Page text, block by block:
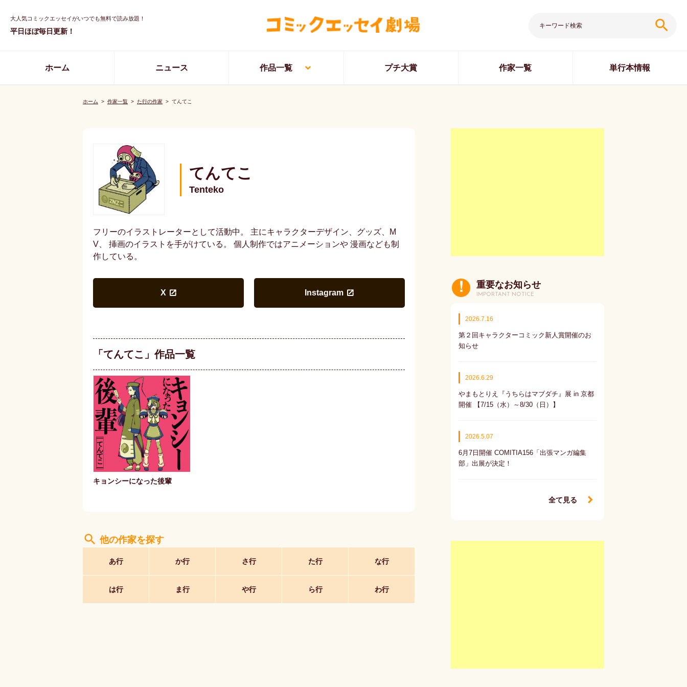
大人気コミックエッセイがいつでも無料で読み放題！
平日ほぼ毎日更新！ search
ホーム ニュース 作品一覧 プチ大賞 作家一覧 単行本情報
ホーム > 作家一覧 > た行の作家 > てんてこ
てんてこ
Tenteko
フリーのイラストレーターとして活動中。 主にキャラクターデザイン、グッズ、M
V、 挿画のイラストを手がけている。 個人制作ではアニメーションや 漫画なども制
作している。
X Instagram
「てんてこ」作品一覧
キョンシーになった後輩
search 他の作家を探す
あ行 か行 さ行 た行 な行
は行 ま行 や行 ら行 わ行
重要なお知らせ
IMPORTANT NOTICE
2026.7.16
第２回キャラクターコミック新人賞開催のお
知らせ
2026.6.29
やまもとりえ『うちらはマブダチ』展 in 京都
開催 【7/15（水）～8/30（日）】
2026.5.07
6月7日開催 COMITIA156「出張マンガ編集
部」出展が決定！
全て見る